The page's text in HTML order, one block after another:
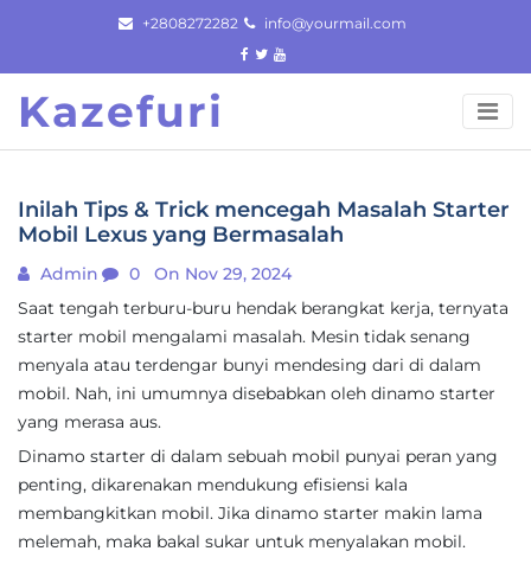
content
+2808272282 info@yourmail.com
Kazefuri
Inilah Tips & Trick mencegah Masalah Starter
Mobil Lexus yang Bermasalah
Admin 0
On Nov 29, 2024
Saat tengah terburu-buru hendak berangkat kerja, ternyata
starter mobil mengalami masalah. Mesin tidak senang
menyala atau terdengar bunyi mendesing dari di dalam
mobil. Nah, ini umumnya disebabkan oleh dinamo starter
yang merasa aus.
Dinamo starter di dalam sebuah mobil punyai peran yang
penting, dikarenakan mendukung efisiensi kala
membangkitkan mobil. Jika dinamo starter makin lama
melemah, maka bakal sukar untuk menyalakan mobil.